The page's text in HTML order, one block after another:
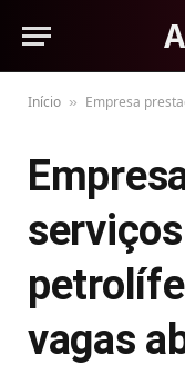
Início » Empresa prestadora de
vagas